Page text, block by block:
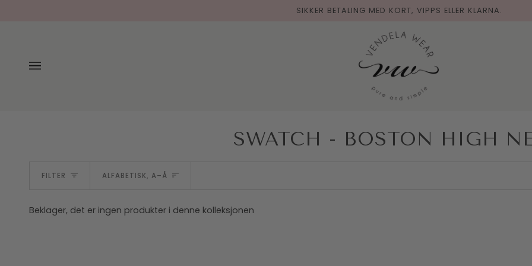
SIKKER BETALING MED KORT, VIPPS ELLER KLARNA.
SWATCH - BOSTON HIGH
FILTER SORTERE
ALFABETISK, A–Å
Beklager, det er ingen produkter i denne kolleksjonen